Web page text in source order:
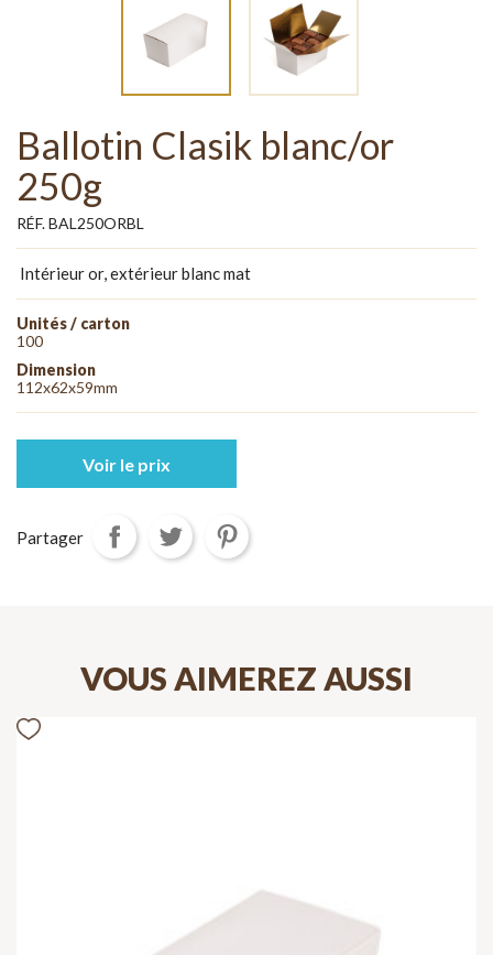
Ballotin Clasik blanc/or
250g
RÉF. BAL250ORBL
Intérieur or, extérieur blanc mat
Unités / carton
100
Dimension
112x62x59mm
Voir le prix
Partager
VOUS AIMEREZ AUSSI